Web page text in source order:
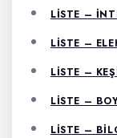
LISTE –
LISTE –
LISTE –
LISTE –
LISTE –